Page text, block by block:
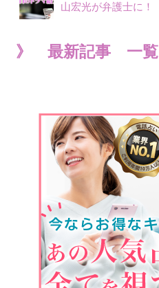
山宏光が弁護士に！
》 最新記事 一覧